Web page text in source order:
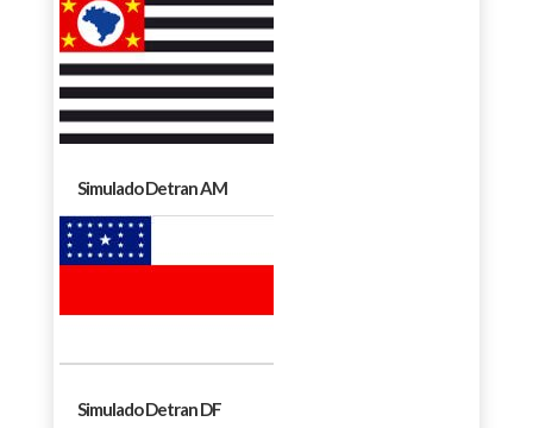
Simulado Detran AM
Simulado Detran DF